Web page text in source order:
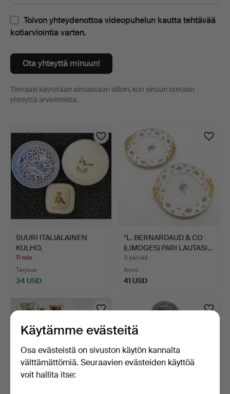
Toivon yhteydenottoa videopuhelun kautta tehtävää
kotiarviointia varten.
Ota yhteyttä minuun!
Tietojasi käytetään ainoastaan silloin, kun sinuun otetaan
yhteyttä arvioinnista.
Esineet
SUURI ITALIALAINEN
KULHO,
HARJALINTUKULHO …
11 min
Tarjous
34 USD
*L. BERNARDAUD & CO
(LIMOGES) PARI LAUTASI…
3 päivää
Arvio
41 USD
Käytämme evästeitä
Osa evästeistä on sivuston käytön kannalta
välttämättömiä. Seuraavien evästeiden käyttöä
voit hallita itse: